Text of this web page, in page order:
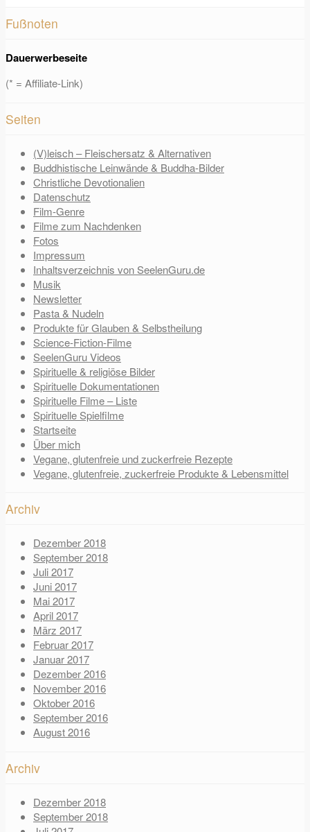
Fußnoten
Dauerwerbeseite
(* = Affiliate-Link)
Seiten
(V)leisch – Fleischersatz & Alternativen
Buddhistische Leinwände & Buddha-Bilder
Christliche Devotionalien
Datenschutz
Film-Genre
Filme zum Nachdenken
Fotos
Impressum
Inhaltsverzeichnis von SeelenGuru.de
Musik
Newsletter
Pasta & Nudeln
Produkte für Glauben & Selbstheilung
Science-Fiction-Filme
SeelenGuru Videos
Spirituelle & religiöse Bilder
Spirituelle Dokumentationen
Spirituelle Filme – Liste
Spirituelle Spielfilme
Startseite
Über mich
Vegane, glutenfreie und zuckerfreie Rezepte
Vegane, glutenfreie, zuckerfreie Produkte & Lebensmittel
Archiv
Dezember 2018
September 2018
Juli 2017
Juni 2017
Mai 2017
April 2017
März 2017
Februar 2017
Januar 2017
Dezember 2016
November 2016
Oktober 2016
September 2016
August 2016
Archiv
Dezember 2018
September 2018